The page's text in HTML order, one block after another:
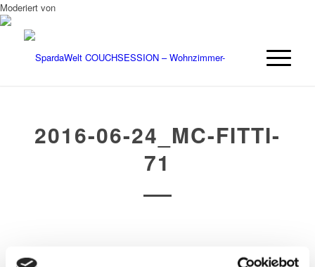
Moderiert von
2016-06-24_MC-FITTI-
71